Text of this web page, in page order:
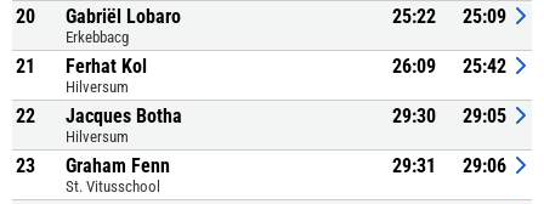
20 Gabriël Lobaro
Erkebbacg
25:22 25:09
21 Ferhat Kol
Hilversum
26:09 25:42
22 Jacques Botha
Hilversum
29:30 29:05
23 Graham Fenn
St. Vitusschool
29:31 29:06